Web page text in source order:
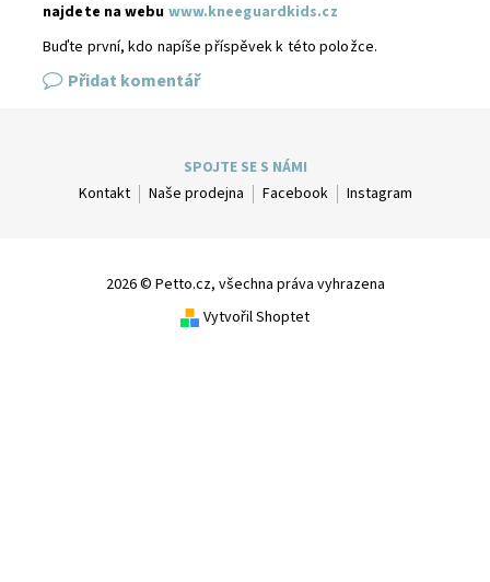
najdete na webu www.kneeguardkids.cz
Buďte první, kdo napíše příspěvek k této položce.
Přidat komentář
SPOJTE SE S NÁMI
Kontakt
Naše prodejna Facebook Instagram
2026 © Petto.cz, všechna práva vyhrazena
Vytvořil Shoptet